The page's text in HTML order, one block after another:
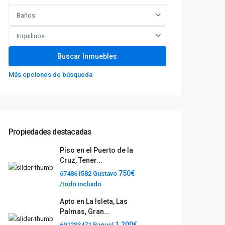
Baños
Inquilinos
Más opciones de búsqueda
Propiedades destacadas
Piso en el Puerto de la
Cruz, Tener...
674861582 Gustavo 750€
/todo incluido
Apto en La Isleta, Las
Palmas, Gran...